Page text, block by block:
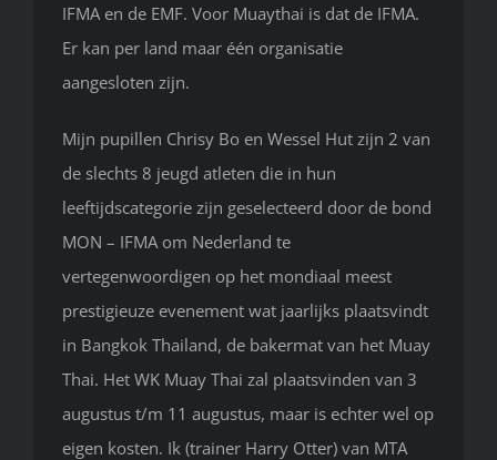
IFMA en de EMF. Voor Muaythai is dat de IFMA.
Er kan per land maar één organisatie
aangesloten zijn.
Mijn pupillen Chrisy Bo en Wessel Hut zijn 2 van
de slechts 8 jeugd atleten die in hun
leeftijdscategorie zijn geselecteerd door de bond
MON – IFMA om Nederland te
vertegenwoordigen op het mondiaal meest
prestigieuze evenement wat jaarlijks plaatsvindt
in Bangkok Thailand, de bakermat van het Muay
Thai. Het WK Muay Thai zal plaatsvinden van 3
augustus t/m 11 augustus, maar is echter wel op
eigen kosten. Ik (trainer Harry Otter) van MTA